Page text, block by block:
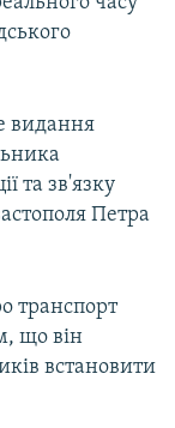
видання
та зв'язку
Петра
транспорт
що він
встановити